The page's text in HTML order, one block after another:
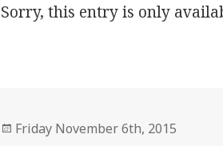
Sorry, this entry is only
Posted
Friday November 6th, 2015